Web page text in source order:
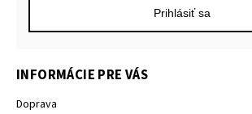
Prihlásiť sa
INFORMÁCIE PRE VÁS
Doprava